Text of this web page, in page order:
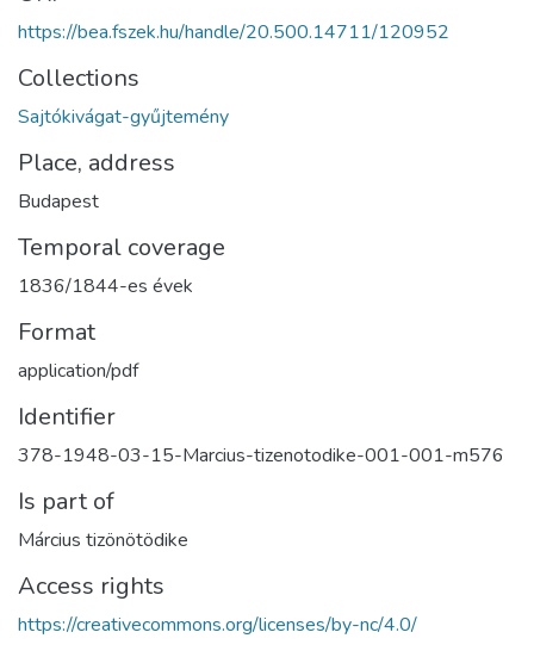
https://bea.fszek.hu/handle/20.500.14711/120952
Collections
Sajtókivágat-gyűjtemény
Place, address
Budapest
Temporal coverage
1836/1844-es évek
Format
application/pdf
Identifier
378-1948-03-15-Marcius-tizenotodike-001-001-m576
Is part of
Március tizönötödike
Access rights
https://creativecommons.org/licenses/by-nc/4.0/